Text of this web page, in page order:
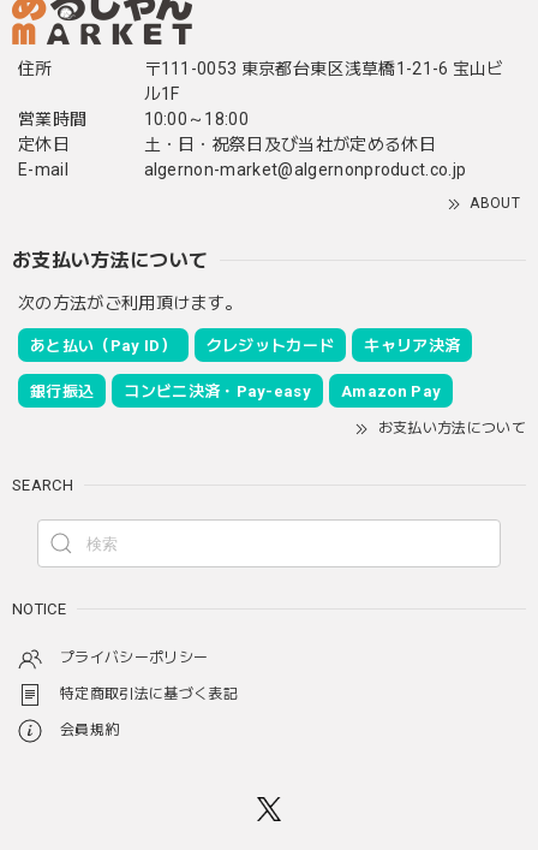
住所
〒111-0053 東京都台東区浅草橋1-21-6 宝山ビ
ル1F
営業時間
10:00～18:00
定休日
土・日・祝祭日及び当社が定める休日
E-mail
algernon-market@algernonproduct.co.jp
ABOUT
お支払い方法について
次の方法がご利用頂けます。
あと払い（Pay ID） クレジットカード キャリア決済
銀行振込 コンビニ決済・Pay-easy Amazon Pay
お支払い方法について
SEARCH
NOTICE
プライバシーポリシー
特定商取引法に基づく表記
会員規約